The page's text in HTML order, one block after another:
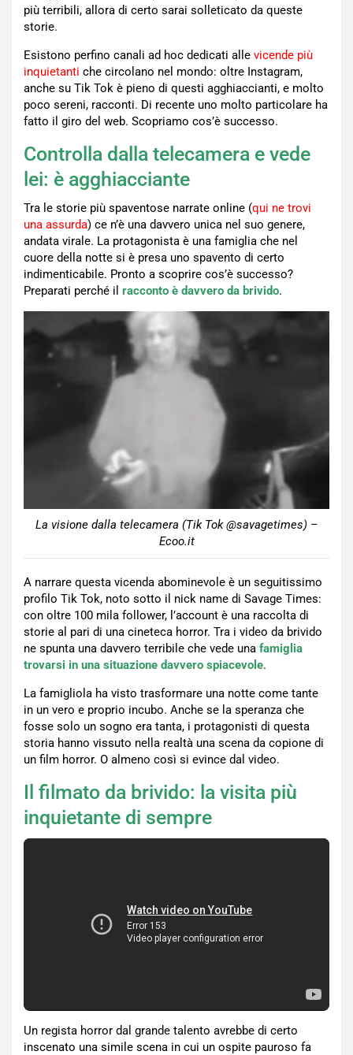
più terribili, allora di certo sarai solleticato da queste
storie.
Esistono perfino canali ad hoc dedicati alle vicende più
inquietanti che circolano nel mondo: oltre Instagram,
anche su Tik Tok è pieno di questi agghiaccianti, e molto
poco sereni, racconti. Di recente uno molto particolare ha
fatto il giro del web. Scopriamo cos’è successo.
Controlla dalla telecamera e vede
lei: è agghiacciante
Tra le storie più spaventose narrate online (qui ne trovi
una assurda) ce n’è una davvero unica nel suo genere,
andata virale. La protagonista è una famiglia che nel
cuore della notte si è presa uno spavento di certo
indimenticabile. Pronto a scoprire cos’è successo?
Preparati perché il racconto è davvero da brivido.
La visione dalla telecamera (Tik Tok @savagetimes) –
Ecoo.it
A narrare questa vicenda abominevole è un seguitissimo
profilo Tik Tok, noto sotto il nick name di Savage Times:
con oltre 100 mila follower, l’account è una raccolta di
storie al pari di una cineteca horror. Tra i video da brivido
ne spunta una davvero terribile che vede una famiglia
trovarsi in una situazione davvero spiacevole.
La famigliola ha visto trasformare una notte come tante
in un vero e proprio incubo. Anche se la speranza che
fosse solo un sogno era tanta, i protagonisti di questa
storia hanno vissuto nella realtà una scena da copione di
un film horror. O almeno così si evince dal video.
Il filmato da brivido: la visita più
inquietante di sempre
Un regista horror dal grande talento avrebbe di certo
inscenato una simile scena in cui un ospite pauroso fa